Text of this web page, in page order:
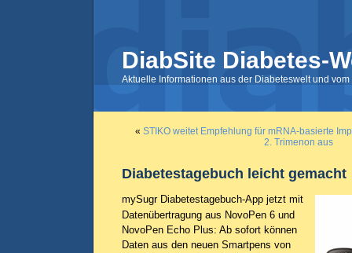
DiabSite Diabetes-
Aktuelle Informationen aus der Diabeteswelt und
« STIKO weitet Empfehlung für mRNA-basierte
2. Trimenon aus
Diabetestagebuch leicht gemacht
mySugr Diabetestagebuch-App jetzt mit
Datenübertragung aus NovoPen 6 und
NovoPen Echo Plus: Ab sofort können
Daten aus den neuen Smartpens von